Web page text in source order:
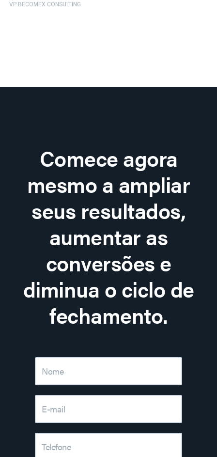
VP BECOMEX CONSULTING
Comece agora
mesmo a ampliar
seus resultados,
aumentar as
conversões e
diminua o ciclo de
fechamento.